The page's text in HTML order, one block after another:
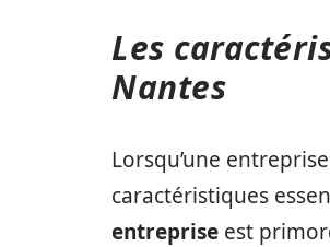
Les
Nantes
Lorsqu’une
caractéristiques
entreprise est